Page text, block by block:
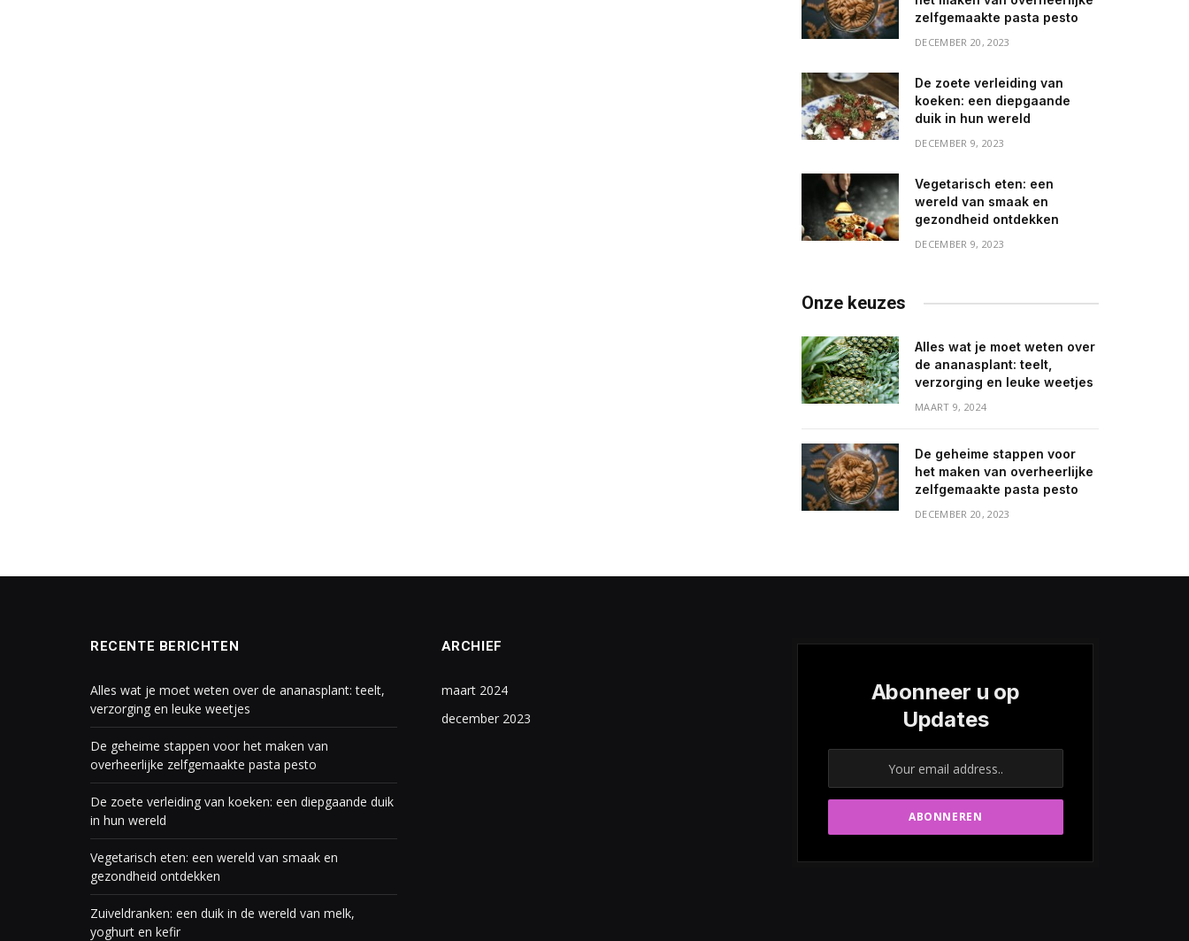
zelfgemaakte pasta pesto
DECEMBER 20, 2023
De zoete verleiding van
koeken: een diepgaande
duik in hun wereld
DECEMBER 9, 2023
Vegetarisch eten: een
wereld van smaak en
gezondheid ontdekken
DECEMBER 9, 2023
Onze keuzes
Alles wat je moet weten over
de ananasplant: teelt,
verzorging en leuke weetjes
MAART 9, 2024
De geheime stappen voor
het maken van overheerlijke
zelfgemaakte pasta pesto
DECEMBER 20, 2023
RECENTE BERICHTEN
Alles wat je moet weten over de ananasplant: teelt,
verzorging en leuke weetjes
De geheime stappen voor het maken van
overheerlijke zelfgemaakte pasta pesto
De zoete verleiding van koeken: een diepgaande duik
in hun wereld
Vegetarisch eten: een wereld van smaak en
gezondheid ontdekken
Zuiveldranken: een duik in de wereld van melk,
yoghurt en kefir
ARCHIEF
maart 2024
december 2023
Abonneer u op
Updates